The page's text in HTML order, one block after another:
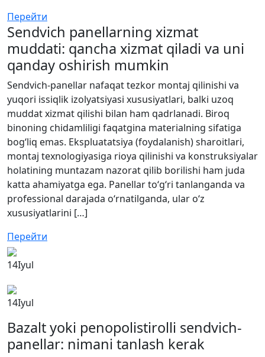
Перейти
Sendvich panellarning xizmat
muddati: qancha xizmat qiladi va uni
qanday oshirish mumkin
Sendvich-panellar nafaqat tezkor montaj qilinishi va
yuqori issiqlik izolyatsiyasi xususiyatlari, balki uzoq
muddat xizmat qilishi bilan ham qadrlanadi. Biroq
binoning chidamliligi faqatgina materialning sifatiga
bog‘liq emas. Ekspluatatsiya (foydalanish) sharoitlari,
montaj texnologiyasiga rioya qilinishi va konstruksiyalar
holatining muntazam nazorat qilib borilishi ham juda
katta ahamiyatga ega. Panellar to‘g‘ri tanlanganda va
professional darajada o‘rnatilganda, ular o‘z
xususiyatlarini […]
Перейти
14Iyul
14Iyul
Bazalt yoki penopolistirolli sendvich-
panellar: nimani tanlash kerak